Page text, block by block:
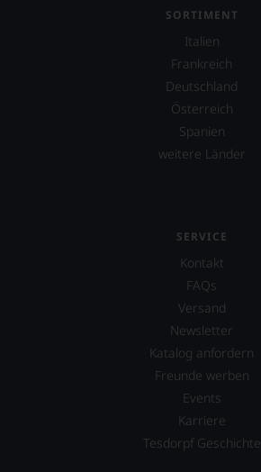
SORTIMENT
Italien
Frankreich
Deutschland
Österreich
Spanien
weitere Länder
SERVICE
Kontakt
FAQs
Versand
Newsletter
Katalog anfordern
Freunde werben
Events
Karriere
Tesdorpf Geschichte